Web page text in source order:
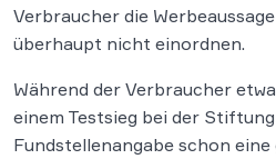
Verbraucher die
überhaupt nicht einordnen.
Während der Verbraucher
einem Testsieg bei der
Fundstellenangabe schon eine